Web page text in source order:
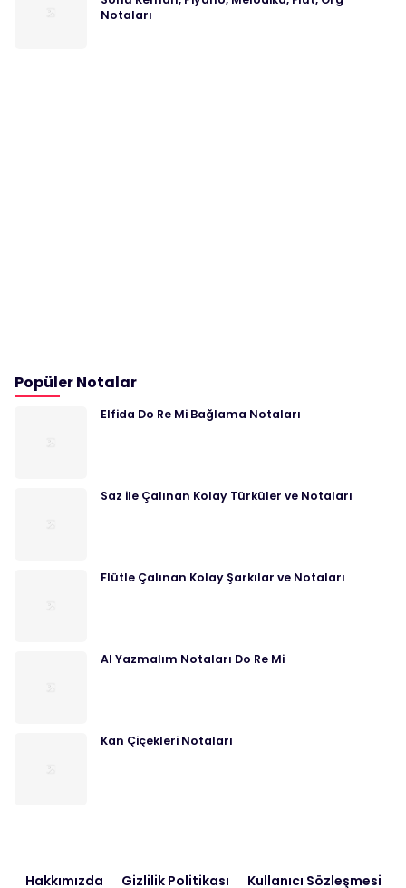
Notaları
Popüler Notalar
Elfida Do Re Mi Bağlama Notaları
Saz ile Çalınan Kolay Türküler ve Notaları
Flütle Çalınan Kolay Şarkılar ve Notaları
Al Yazmalım Notaları Do Re Mi
Kan Çiçekleri Notaları
Hakkımızda Gizlilik Politikası Kullanıcı Sözleşmesi